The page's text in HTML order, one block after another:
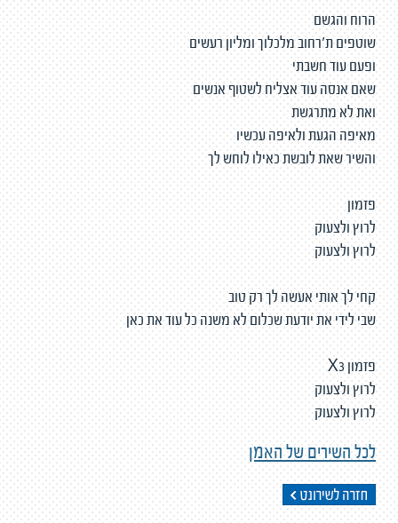
הרוח והגשם
שוטפים ת'רחוב מלכלוך ומליון רעשים
ופעם עוד חשבתי
שאם אנסה עוד אצליח לשטוף אנשים
ואת לא מתרגשת
מאיפה הגעת ולאיפה עכשיו
והשיר שאת לובשת כאילו לוחש לך
פזמון
לרוץ ולצעוק
לרוץ ולצעוק
קחי לך אותי אעשה לך רק טוב
שבי לידי את יודעת שכלום לא משנה כל עוד את כאן
פזמון X3
לרוץ ולצעוק
לרוץ ולצעוק
לכל השירים של האמן